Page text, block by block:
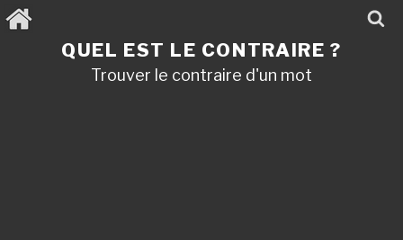
Aller
au
QUEL EST LE CONTRAIRE ?
Trouver le contraire d'un mot